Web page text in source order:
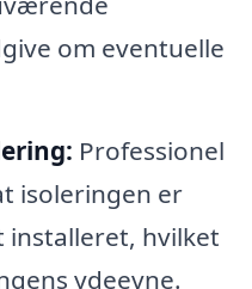
om eventuelle
Professionel
isoleringen er
hvilket
ydeevne.